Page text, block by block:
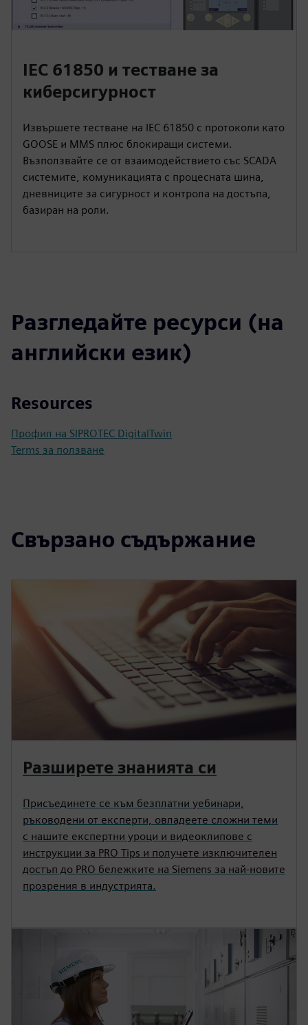
IEC 61850 и тестване за
киберсигурност
Извършете тестване на IEC 61850 с протоколи като
GOOSE и MMS плюс блокиращи системи.
Възползвайте се от взаимодействието със SCADA
системите, комуникацията с процесната шина,
дневниците за сигурност и контрола на достъпа,
базиран на роли.
Разгледайте ресурси (на
английски език)
Resources
Профил на SIPROTEC DigitalTwin
Terms за ползване
Свързано съдържание
Разширете знанията си
Присъединете се към безплатни уебинари,
ръководени от експерти, овладеете сложни теми
с нашите експертни уроци и видеоклипове с
инструкции за PRO Tips и получете изключителен
достъп до PRO бележките на Siemens за най-новите
прозрения в индустрията.